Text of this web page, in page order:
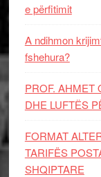
e përfitimit
A ndihmon
fshehura?
PROF. AHMET
DHE LUFTЁS
FORMAT
TARIFËS
SHQIPTARE